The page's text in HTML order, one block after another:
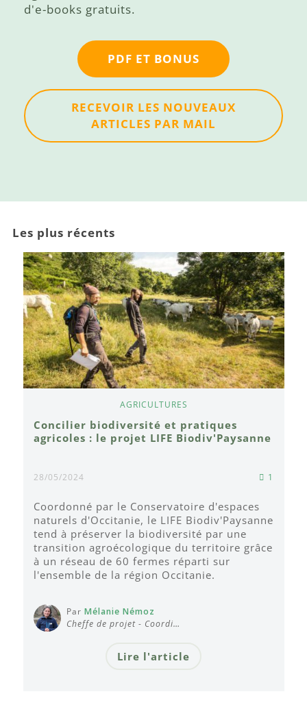
d'e-books gratuits.
PDF ET BONUS
RECEVOIR LES NOUVEAUX
ARTICLES PAR MAIL
Les plus récents
AGRICULTURES
Concilier biodiversité et pratiques
agricoles : le projet LIFE Biodiv'Paysanne
28/05/2024 1
Coordonné par le Conservatoire d'espaces
naturels d'Occitanie, le LIFE Biodiv'Paysanne
tend à préserver la biodiversité par une
transition agroécologique du territoire grâce
à un réseau de 60 fermes réparti sur
l'ensemble de la région Occitanie.
Par Mélanie Némoz
Cheffe de projet - Coordi…
Lire l'article